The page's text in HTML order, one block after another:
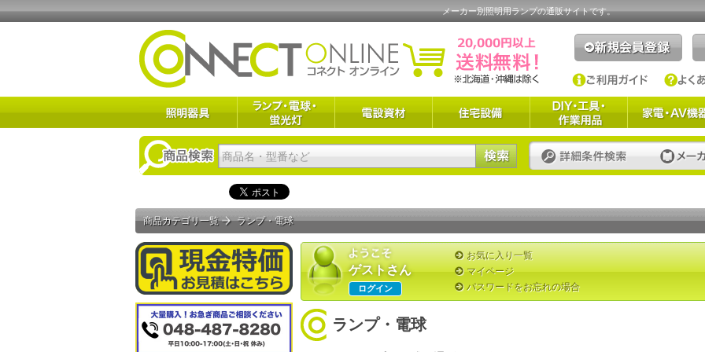
メーカー別照明用ランプの通販サイトです。
ゲストさん
お気に入り一覧
マイページ
ログイン パスワードをお忘れの場合
商品カテゴリ一覧 ランプ・電球
ランプ・電球